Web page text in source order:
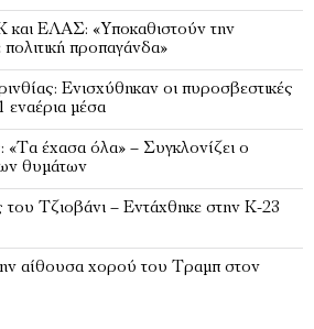
ΕΛΑΣ: «Υποκαθιστούν την
προπαγάνδα»
Ενισχύθηκαν οι πυροσβεστικές
εναέρια μέσα
έχασα όλα» – Συγκλονίζει ο
θυμάτων
του Τζιοβάνι – Εντάχθηκε στην Κ-23
αίθουσα χορού του Τραμπ στον